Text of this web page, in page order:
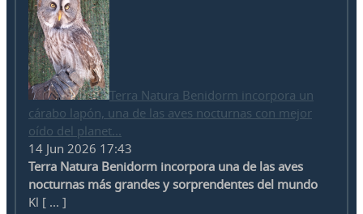
Terra Natura Benidorm incorpora un
cárabo lapón, una de las aves nocturnas con mejor
oído del planet...
14 Jun 2026 17:43
Terra Natura Benidorm incorpora una de las aves
nocturnas más grandes y sorprendentes del mundo
Kl [ ... ]